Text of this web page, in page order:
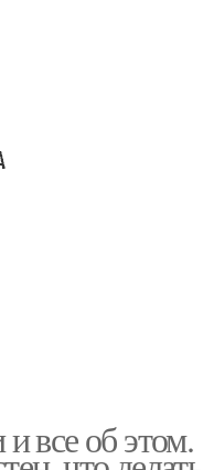
все об этом.